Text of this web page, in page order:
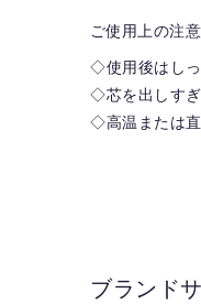
ご使用上の注意
◇使用後はしっ
◇芯を出しすぎ
◇高温または直
ブランド